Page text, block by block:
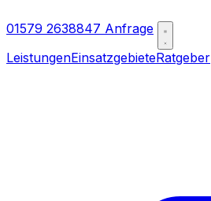
01579 2638847 Anfrage
LeistungenEinsatzgebieteRatgeber